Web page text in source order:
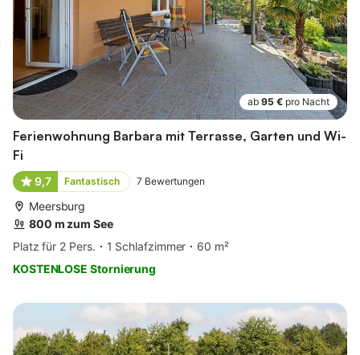
ab 95 € pro Nacht
Ferienwohnung Barbara mit Terrasse, Garten und Wi-
Fi
9,7 Fantastisch 7 Bewertungen
Meersburg
800 m zum See
Platz für 2 Pers.
1 Schlafzimmer
60 m²
KOSTENLOSE Stornierung